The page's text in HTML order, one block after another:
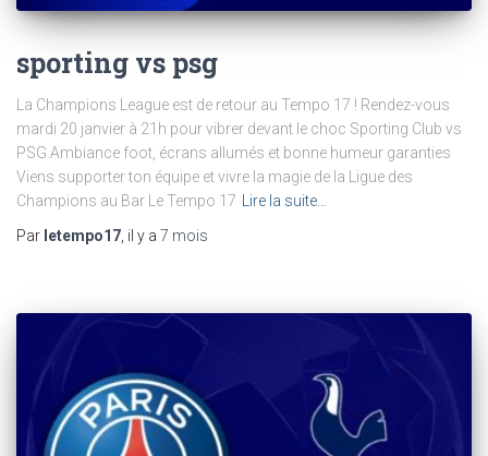
sporting vs psg
La Champions League est de retour au Tempo 17 ! Rendez-vous
mardi 20 janvier à 21h pour vibrer devant le choc Sporting Club vs
PSG.Ambiance foot, écrans allumés et bonne humeur garanties
Viens supporter ton équipe et vivre la magie de la Ligue des
Champions au Bar Le Tempo 17 Lire la suite…
Par letempo17, il y a 7 mois